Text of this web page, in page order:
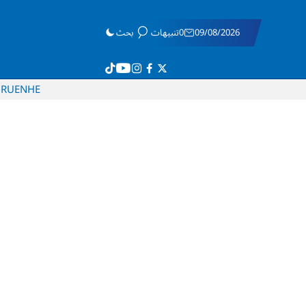
09/08/2026 0تنبيهات بحث
HE
EN
RU